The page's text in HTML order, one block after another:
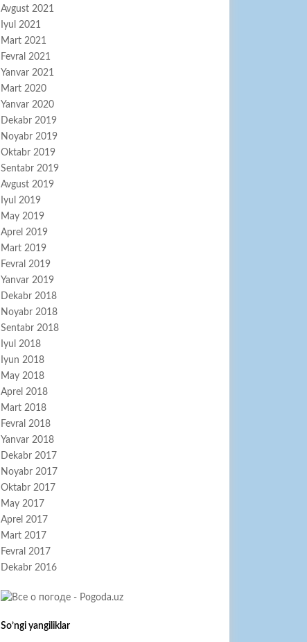
Avgust 2021
Iyul 2021
Mart 2021
Fevral 2021
Yanvar 2021
Mart 2020
Yanvar 2020
Dekabr 2019
Noyabr 2019
Oktabr 2019
Sentabr 2019
Avgust 2019
Iyul 2019
May 2019
Aprel 2019
Mart 2019
Fevral 2019
Yanvar 2019
Dekabr 2018
Noyabr 2018
Sentabr 2018
Iyul 2018
Iyun 2018
May 2018
Aprel 2018
Mart 2018
Fevral 2018
Yanvar 2018
Dekabr 2017
Noyabr 2017
Oktabr 2017
May 2017
Aprel 2017
Mart 2017
Fevral 2017
Dekabr 2016
So’ngi yangiliklar